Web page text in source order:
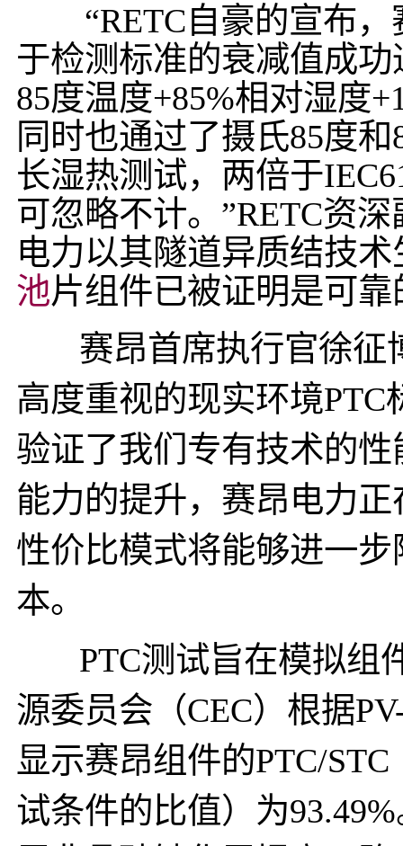
“RETC自豪的宣布，
于检测标准的衰减值成
85度温度+85%相对湿度
同时也通过了摄氏85度
长湿热测试，两倍于
可忽略不计。”RETC资
电力以其隧道异质结技
池片组件已被证明是可
赛昂首席执行官徐征
高度重视的现实环境
验证了我们专有技术的
能力的提升，赛昂电力
性价比模式将能够进一
本。
PTC测试旨在模拟组
源委员会（CEC）根据
显示赛昂组件的PTC/
试条件的比值）为